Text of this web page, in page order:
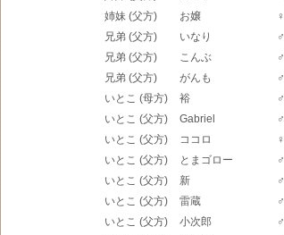
姉妹 (父方) お嬢 ♀
兄弟 (父方) いなり ♂
兄弟 (父方) こんぶ ♂
兄弟 (父方) がんも ♂
いとこ (母方) 裕 ♂
いとこ (父方) Gabriel ♂
いとこ (父方) ココロ ♀
いとこ (父方) とまゴロー ♂
いとこ (父方) 新 ♂
いとこ (父方) 雷蔵 ♂
いとこ (父方) 小次郎 ♂